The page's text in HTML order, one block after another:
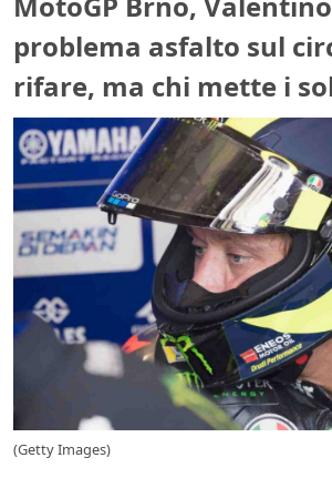
problema asfalto sul
rifare, ma chi mette i
(Getty Images)